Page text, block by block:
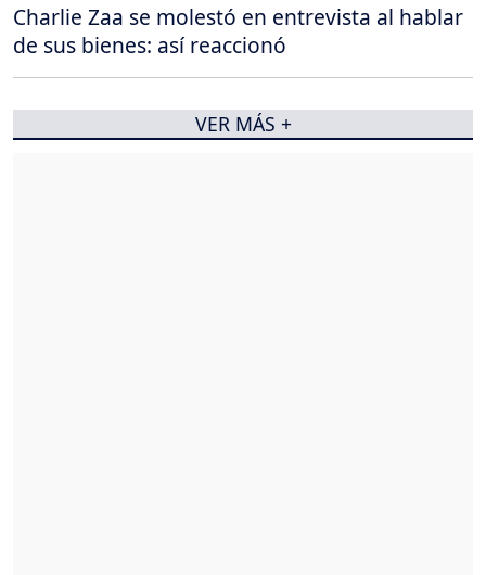
Charlie Zaa se molestó en entrevista al hablar
de sus bienes: así reaccionó
VER MÁS +